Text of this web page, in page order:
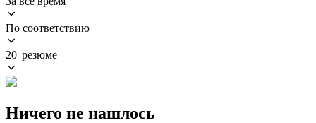
По соответствию
20 резюме
Ничего не нашлось